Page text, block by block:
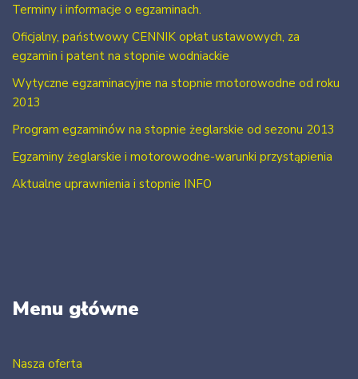
Terminy i informacje o egzaminach.
Oficjalny, państwowy CENNIK opłat ustawowych, za
egzamin i patent na stopnie wodniackie
Wytyczne egzaminacyjne na stopnie motorowodne od roku
2013
Program egzaminów na stopnie żeglarskie od sezonu 2013
Egzaminy żeglarskie i motorowodne-warunki przystąpienia
Aktualne uprawnienia i stopnie INFO
Menu główne
Nasza oferta